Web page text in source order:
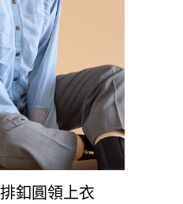
釦圓領上衣